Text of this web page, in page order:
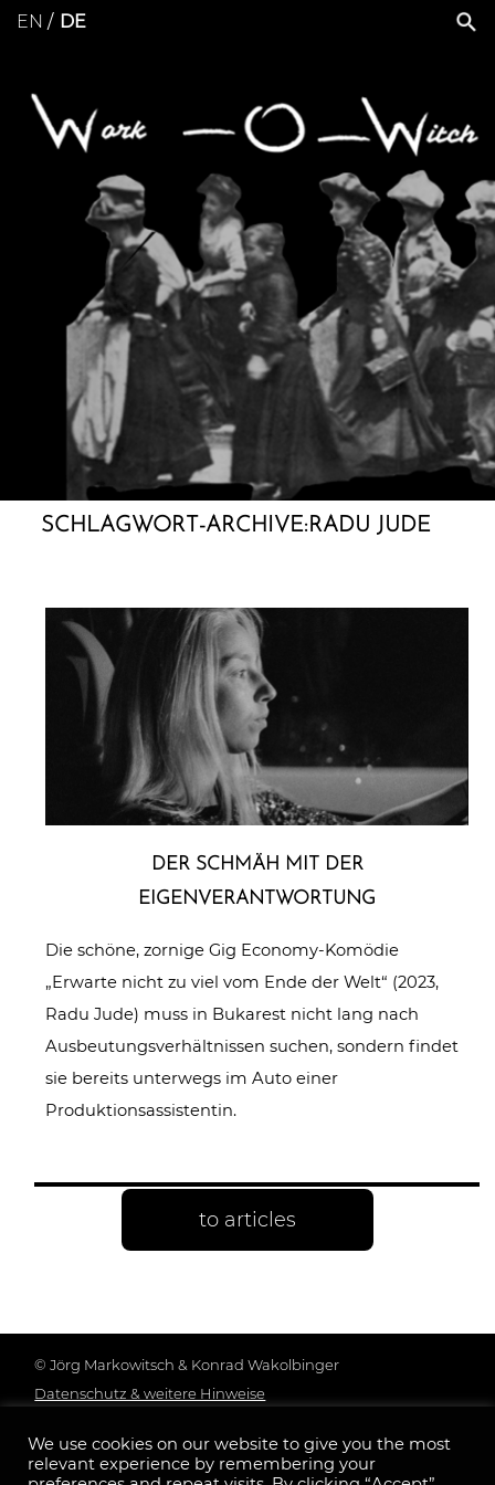
EN DE
SCHLAGWORT-ARCHIVE:RADU JUDE
DER SCHMÄH MIT DER
EIGENVERANTWORTUNG
Die schöne, zornige Gig Economy-Komödie
„Erwarte nicht zu viel vom Ende der Welt“ (2023,
Radu Jude) muss in Bukarest nicht lang nach
Ausbeutungsverhältnissen suchen, sondern findet
sie bereits unterwegs im Auto einer
Produktionsassistentin.
to articles
© Jörg Markowitsch & Konrad Wakolbinger
Datenschutz & weitere Hinweise
Impressum
Follow us:
We use cookies on our website to give you the most
relevant experience by remembering your